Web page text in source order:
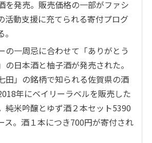
を発売。販売価格の一部がファシ
活動支援に充てられる寄付プログ
の一周忌に合わせて「ありがとう
の日本酒と柚子酒が発売された。
田」の銘柄で知られる佐賀県の酒
年にベイリーラベルを販売した
純米吟醸とゆず酒２本セット5390
ス。酒１本につき700円が寄付され